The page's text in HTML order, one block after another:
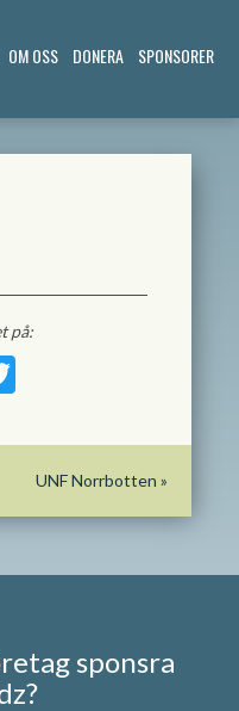
OM OSS DONERA SPONSORER
på:
Twitter
UNF Norrbotten »
sponsra